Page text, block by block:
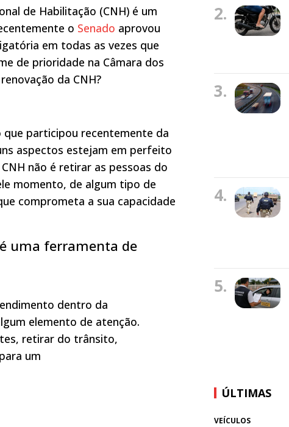
de Habilitação (CNH) é um
o Senado aprovou
em todas as vezes que
de prioridade na Câmara dos
da CNH?
participou recentemente da
aspectos estejam em perfeito
não é retirar as pessoas do
momento, de algum tipo de
comprometa a sua capacidade
uma ferramenta de
dentro da
elemento de atenção.
retirar do trânsito,
um
2.
3.
4.
5.
ÚLTIMAS
VEÍCULOS